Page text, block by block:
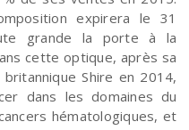
expirera le 31
grande la porte à la
cette optique, après sa
Shire en 2014,
dans les domaines du
hématologiques, et